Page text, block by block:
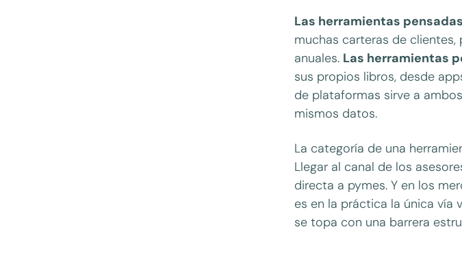
Las herramientas
muchas carteras de
anuales. Las herramientas
sus propios libros, desde
de plataformas sirve a
mismos datos.
La categoría de una
Llegar al canal de los
directa a pymes. Y en los
es en la práctica la única vía
se topa con una barrera